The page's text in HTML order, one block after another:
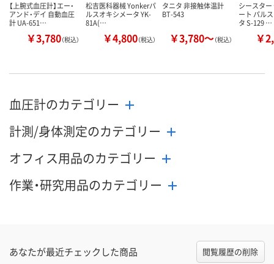
【上腕式血圧計】エー・
アンド・デイ 自動血圧
計 UA-651…
￥3,780（税込）
松吉医科器械 Yonkerパ
ルスオキシメータ YK-
81A(…
￥4,800（税込）
タニタ 非接触体温計
BT-543
￥3,780～（税込）
シースタ
ート パル
タ S-129 …
￥
血圧計のカテゴリー
計測/身体測定のカテゴリー
オフィス用品のカテゴリー
作業・研究用品のカテゴリー
あなたが最近チェックした商品 閲覧履歴の削除